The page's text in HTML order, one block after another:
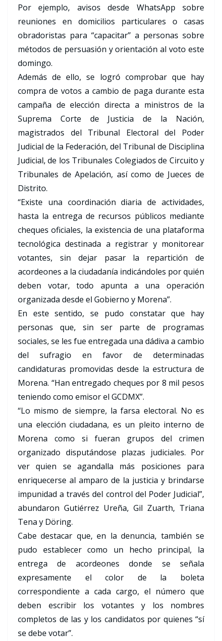
Por ejemplo, avisos desde WhatsApp sobre
reuniones en domicilios particulares o casas
obradoristas para “capacitar” a personas sobre
métodos de persuasión y orientación al voto este
domingo.
Además de ello, se logró comprobar que hay
compra de votos a cambio de paga durante esta
campaña de elección directa a ministros de la
Suprema Corte de Justicia de la Nación,
magistrados del Tribunal Electoral del Poder
Judicial de la Federación, del Tribunal de Disciplina
Judicial, de los Tribunales Colegiados de Circuito y
Tribunales de Apelación, así como de Jueces de
Distrito.
“Existe una coordinación diaria de actividades,
hasta la entrega de recursos públicos mediante
cheques oficiales, la existencia de una plataforma
tecnológica destinada a registrar y monitorear
votantes, sin dejar pasar la repartición de
acordeones a la ciudadanía indicándoles por quién
deben votar, todo apunta a una operación
organizada desde el Gobierno y Morena”.
En este sentido, se pudo constatar que hay
personas que, sin ser parte de programas
sociales, se les fue entregada una dádiva a cambio
del sufragio en favor de determinadas
candidaturas promovidas desde la estructura de
Morena. “Han entregado cheques por 8 mil pesos
teniendo como emisor el GCDMX”.
“Lo mismo de siempre, la farsa electoral. No es
una elección ciudadana, es un pleito interno de
Morena como si fueran grupos del crimen
organizado disputándose plazas judiciales. Por
ver quien se agandalla más posiciones para
enriquecerse al amparo de la justicia y brindarse
impunidad a través del control del Poder Judicial”,
abundaron Gutiérrez Ureña, Gil Zuarth, Triana
Tena y Döring.
Cabe destacar que, en la denuncia, también se
pudo establecer como un hecho principal, la
entrega de acordeones donde se señala
expresamente el color de la boleta
correspondiente a cada cargo, el número que
deben escribir los votantes y los nombres
completos de las y los candidatos por quienes “sí
se debe votar”.